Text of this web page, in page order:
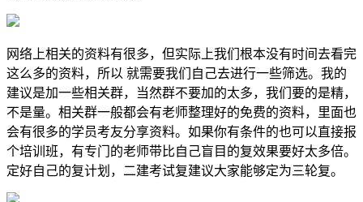
网络上相关的资料有很多，但实际上我们根本没有时间去看完
这么多的资料，所以 就需要我们自己去进行一些筛选。我的
建议是加一些相关群，当然群不要加的太多，我们要的是精，
不是量。相关群一般都会有老师整理好的免费的资料，里面也
会有很多的学员考友分享资料。如果你有条件的也可以直接报
个培训班，有专门的老师带比自己盲目的复效果要好太多倍。
定好自己的复计划，二建考试复建议大家能够定为三轮复。